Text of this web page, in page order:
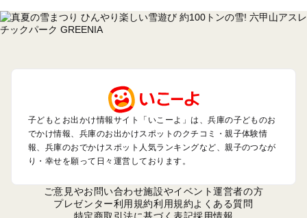
を探す
神戸・有馬・六甲山・西宮・明石のプールお出かけ
淡路島のプールお出かけ
城崎・豊岡・竹野のプールお出かけ
神鍋・養父・和田山・鉢伏のプールお出かけ
香住・湯村・浜坂のプールお出かけ
兵庫の定番お出かけスポット
兵庫の動物園
兵庫のバーベキュー
子どもとお出かけ情報サイト「いこーよ」は、兵庫の子どものお
でかけ情報、兵庫のお出かけスポットのクチコミ・親子体験情
報、兵庫のおでかけスポット人気ランキングなど、親子のつなが
り・幸せを願って日々運営しております。
ご意見やお問い合わせ施設やイベント運営者の方
プレゼンター利用規約利用規約よくある質問